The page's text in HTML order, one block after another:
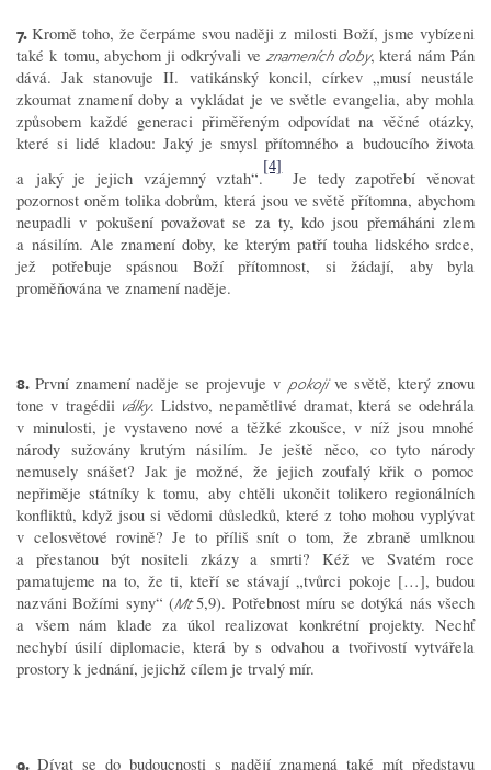
7. Kromě toho, že čerpáme svou naději z milosti Boží, jsme vybízeni
také k tomu, abychom ji odkrývali veznameních doby, která nám Pán
dává. Jak stanovuje II. vatikánský koncil, církev „musí neustále
zkoumat znamení doby a vykládat je ve světle evangelia, aby mohla
způsobem každé generaci přiměřeným odpovídat na věčné otázky,
které si lidé kladou: Jaký je smysl přítomného a budoucího života
a jaký je jejich vzájemný vztah“.
[4]
Je tedy zapotřebí věnovat
pozornost oněm tolika dobrům, která jsou ve světě přítomna, abychom
neupadli v pokušení považovat se za ty, kdo jsou přemáháni zlem
a násilím. Ale znamení doby, ke kterým patří touha lidského srdce,
jež potřebuje spásnou Boží přítomnost, si žádají, aby byla
proměňována ve znamení naděje.
8. První znamení naděje se projevuje v pokojive světě, který znovu
tone v tragédii války. Lidstvo, nepamětlivé dramat, která se odehrála
v minulosti, je vystaveno nové a těžké zkoušce, v níž jsou mnohé
národy sužovány krutým násilím. Je ještě něco, co tyto národy
nemusely snášet? Jak je možné, že jejich zoufalý křik o pomoc
nepřiměje státníky k tomu, aby chtěli ukončit tolikero regionálních
konfliktů, když jsou si vědomi důsledků, které z toho mohou vyplývat
v celosvětové rovině? Je to příliš snít o tom, že zbraně umlknou
a přestanou být nositeli zkázy a smrti? Kéž ve Svatém roce
pamatujeme na to, že ti, kteří se stávají „tvůrci pokoje […], budou
nazváni Božími syny“ (Mt5,9). Potřebnost míru se dotýká nás všech
a všem nám klade za úkol realizovat konkrétní projekty. Nechť
nechybí úsilí diplomacie, která by s odvahou a tvořivostí vytvářela
prostory k jednání, jejichž cílem je trvalý mír.
9. Dívat se do budoucnosti s nadějí znamená také mít představu